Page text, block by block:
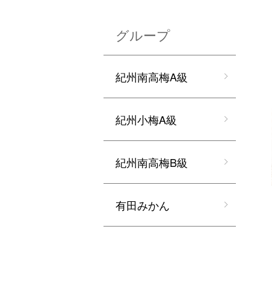
グループ
紀州南高梅A級
紀州小梅A級
紀州南高梅B級
有田みかん